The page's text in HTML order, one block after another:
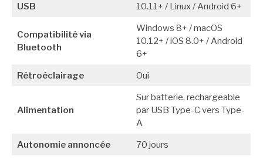
USB
10.11+ / Linux / Android 6+
Compatibilité via
Bluetooth
Windows 8+ / macOS
10.12+ / iOS 8.0+ / Android
6+
Rétroéclairage Oui
Alimentation
Sur batterie, rechargeable
par USB Type-C vers Type-
A
Autonomie annoncée 70 jours